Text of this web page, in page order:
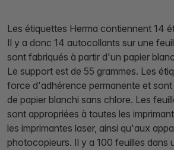
Les étiquettes Herma contiennent 14
Il y a donc 14 autocollants sur une
sont fabriqués à partir d'un papier
Le support est de 55 grammes. Les
force d'adhérence permanente et
de papier blanchi sans chlore. Les
sont appropriées à toutes les
les imprimantes laser, ainsi qu'aux
photocopieurs. Il y a 100 feuilles dans